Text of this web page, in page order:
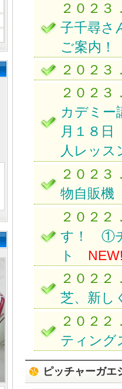
２０２３
子千尋さ
ご案内！
２０２３
２０２３
カデミー
月１８日
人レッス
２０２３
物自販
２０２２
す！ ①
ト
２０２２
芝、新し
２０２２
ティング
ピッチャーガエ